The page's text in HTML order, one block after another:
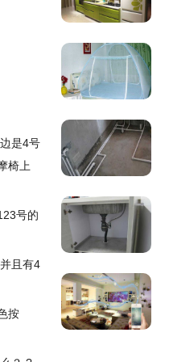
是4号
椅上
号的
且有4
按